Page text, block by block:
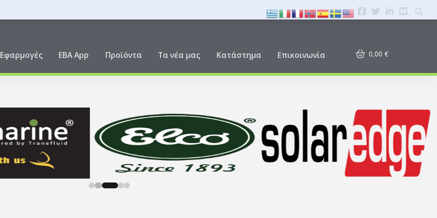
Εφαρμογές EBA App Προϊόντα Τα νέα μας Κατάστημα Επικοινωνία 0,00 €
0 1 2 3 4